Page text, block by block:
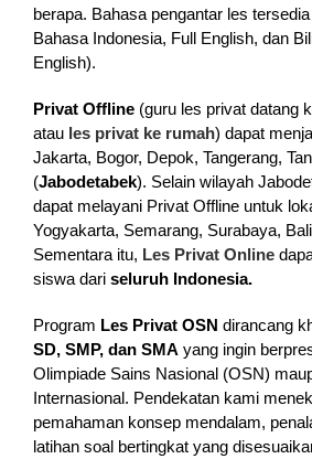
berapa. Bahasa pengantar les
Bahasa Indonesia, Full English, dan
English).
Privat Offline(guru les privat datang
ataules privat ke rumah) dapat
Jakarta, Bogor, Depok, Tangerang,
(Jabodetabek). Selain wilayah
dapat melayani Privat Offline untuk
Yogyakarta, Semarang, Surabaya,
Sementara itu, Les Privat Online
siswa dari seluruh Indonesia.
Program Les Privat OSN dirancang
SD, SMP, dan SMA yang ingin
Olimpiade Sains Nasional (OSN)
Internasional. Pendekatan kami
pemahaman konsep mendalam,
latihan soal bertingkat yang